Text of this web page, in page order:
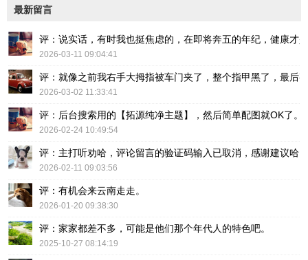
最新留言
评：说实话，有时我也挺焦虑的，在即将奔五的年纪，健康才
2026-03-11 09:04:41
评：就像之前我右手大拇指被车门夹了，整个指甲黑了，最后
2026-03-02 11:33:41
评：后台搜索用的【拓源纯净主题】，然后简单配图就OK了。
2026-02-24 10:49:54
评：主打听劝哈，评论留言的验证码输入已取消，感谢建议哈！
2026-02-11 09:03:56
评：有机会来云南走走。
2026-01-20 09:38:30
评：家家都差不多，可能是他们那个年代人的特色吧。
2025-10-27 08:14:19